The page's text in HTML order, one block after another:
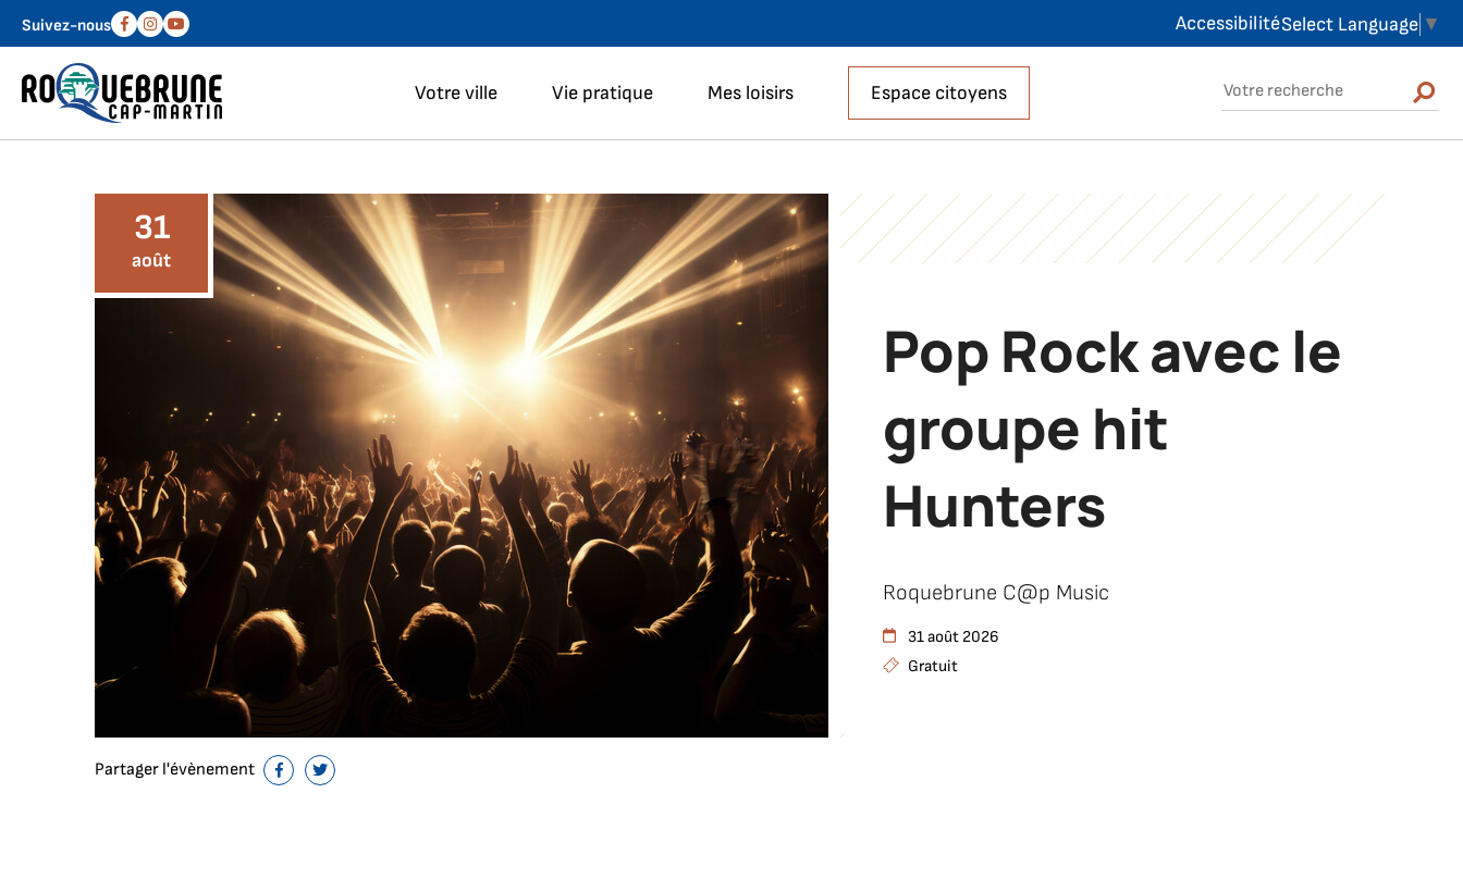
Votre ville Vie pratique Mes loisirs Espace citoyens Rechercher sur le site
Rechercher
Suivez-nous Facebook
Instagram
Youtube
AccessibilitéSelect Language ▼
Pop Rock avec le
groupe hit
Hunters
Roquebrune C@p Music
31 août 2026
Gratuit
31
août
Partager l'évènement Partager sur Facebook
Partager sur Twitter